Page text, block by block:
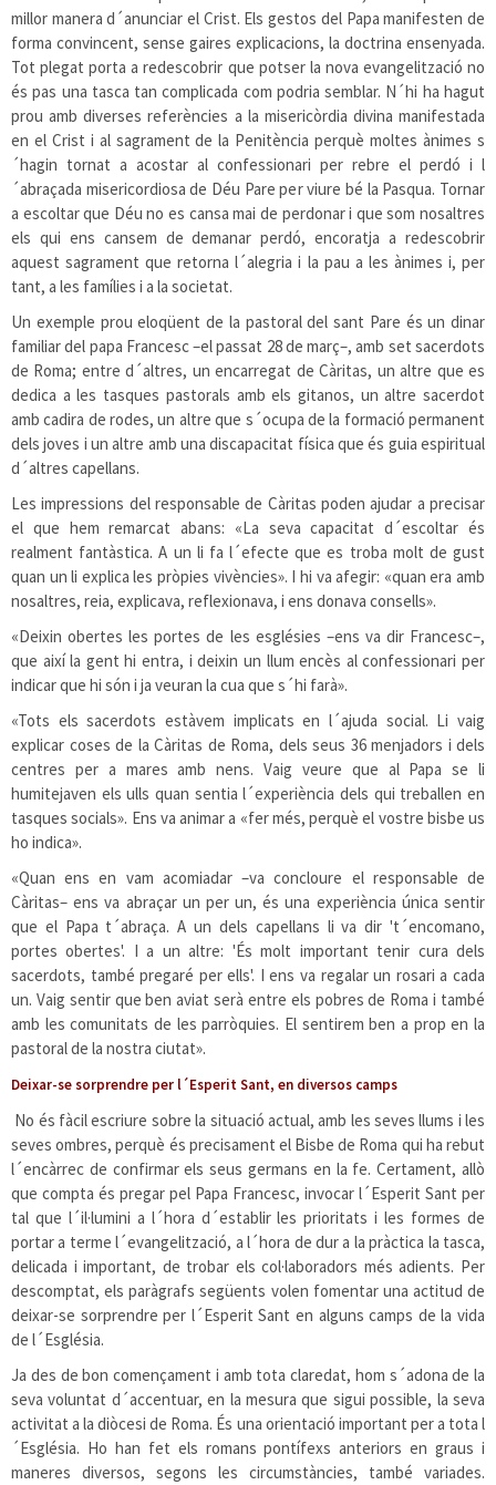
millor manera d´anunciar el Crist. Els gestos del Papa manifesten de
forma convincent, sense gaires explicacions, la doctrina ensenyada.
Tot plegat porta a redescobrir que potser la nova evangelització no
és pas una tasca tan complicada com podria semblar. N´hi ha hagut
prou amb diverses referències a la misericòrdia divina manifestada
en el Crist i al sagrament de la Penitència perquè moltes ànimes s
´hagin tornat a acostar al confessionari per rebre el perdó i l
´abraçada misericordiosa de Déu Pare per viure bé la Pasqua. Tornar
a escoltar que Déu no es cansa mai de perdonar i que som nosaltres
els qui ens cansem de demanar perdó, encoratja a redescobrir
aquest sagrament que retorna l´alegria i la pau a les ànimes i, per
tant, a les famílies i a la societat.
Un exemple prou eloqüent de la pastoral del sant Pare és un dinar
familiar del papa Francesc –el passat 28 de març–, amb set sacerdots
de Roma; entre d´altres, un encarregat de Càritas, un altre que es
dedica a les tasques pastorals amb els gitanos, un altre sacerdot
amb cadira de rodes, un altre que s´ocupa de la formació permanent
dels joves i un altre amb una discapacitat física que és guia espiritual
d´altres capellans.
Les impressions del responsable de Càritas poden ajudar a precisar
el que hem remarcat abans: «La seva capacitat d´escoltar és
realment fantàstica. A un li fa l´efecte que es troba molt de gust
quan un li explica les pròpies vivències». I hi va afegir: «quan era amb
nosaltres, reia, explicava, reflexionava, i ens donava consells».
«Deixin obertes les portes de les esglésies –ens va dir Francesc–,
que així la gent hi entra, i deixin un llum encès al confessionari per
indicar que hi són i ja veuran la cua que s´hi farà».
«Tots els sacerdots estàvem implicats en l´ajuda social. Li vaig
explicar coses de la Càritas de Roma, dels seus 36 menjadors i dels
centres per a mares amb nens. Vaig veure que al Papa se li
humitejaven els ulls quan sentia l´experiència dels qui treballen en
tasques socials». Ens va animar a «fer més, perquè el vostre bisbe us
ho indica».
«Quan ens en vam acomiadar –va concloure el responsable de
Càritas– ens va abraçar un per un, és una experiència única sentir
que el Papa t´abraça. A un dels capellans li va dir 't´encomano,
portes obertes'. I a un altre: 'És molt important tenir cura dels
sacerdots, també pregaré per ells'. I ens va regalar un rosari a cada
un. Vaig sentir que ben aviat serà entre els pobres de Roma i també
amb les comunitats de les parròquies. El sentirem ben a prop en la
pastoral de la nostra ciutat».
Deixar-se sorprendre per l´Esperit Sant, en diversos camps
No és fàcil escriure sobre la situació actual, amb les seves llums i les
seves ombres, perquè és precisament el Bisbe de Roma qui ha rebut
l´encàrrec de confirmar els seus germans en la fe. Certament, allò
que compta és pregar pel Papa Francesc, invocar l´Esperit Sant per
tal que l´il·lumini a l´hora d´establir les prioritats i les formes de
portar a terme l´evangelització, a l´hora de dur a la pràctica la tasca,
delicada i important, de trobar els col·laboradors més adients. Per
descomptat, els paràgrafs següents volen fomentar una actitud de
deixar-se sorprendre per l´Esperit Sant en alguns camps de la vida
de l´Església.
Ja des de bon començament i amb tota claredat, hom s´adona de la
seva voluntat d´accentuar, en la mesura que sigui possible, la seva
activitat a la diòcesi de Roma. És una orientació important per a tota l
´Església. Ho han fet els romans pontífexs anteriors en graus i
maneres diversos, segons les circumstàncies, també variades.